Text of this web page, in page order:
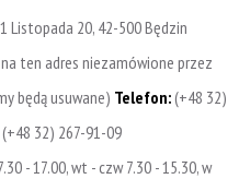
Listopada 20, 42-500 Będzin
ten adres niezamówione przez
będą usuwane) Telefon:(+48 32)
32) 267-91-09
- 17.00, wt - czw 7.30 - 15.30, w